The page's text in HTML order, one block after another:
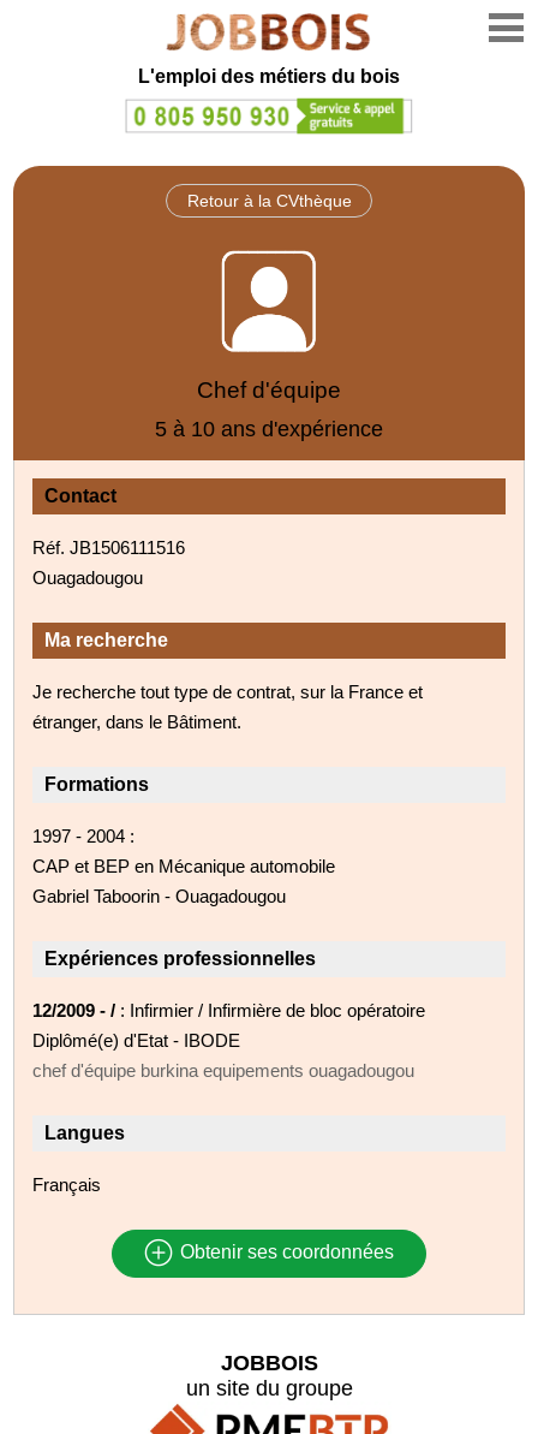
L'emploi des métiers du bois
Retour à la CVthèque
Chef d'équipe
5 à 10 ans d'expérience
Contact
Réf. JB1506111516
Ouagadougou
Ma recherche
Je recherche tout type de contrat, sur la France et
étranger, dans le Bâtiment.
Formations
1997 - 2004 :
CAP et BEP en Mécanique automobile
Gabriel Taboorin - Ouagadougou
Expériences professionnelles
12/2009 - / : Infirmier / Infirmière de bloc opératoire
Diplômé(e) d'Etat - IBODE
chef d'équipe burkina equipements ouagadougou
Langues
Français
Obtenir ses coordonnées
JOBBOIS
un site du groupe